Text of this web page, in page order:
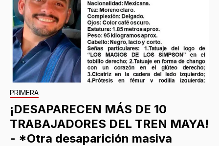
PRIMERA
¡DESAPARECEN MÁS DE 10
TRABAJADORES DEL TREN MAYA!
- *Otra desaparición masiva